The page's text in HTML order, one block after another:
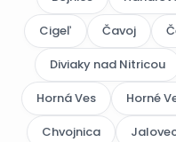
Cigeľ
Čavoj
Diviaky nad Nitricou
Horná Ves
Horné
Chvojnica